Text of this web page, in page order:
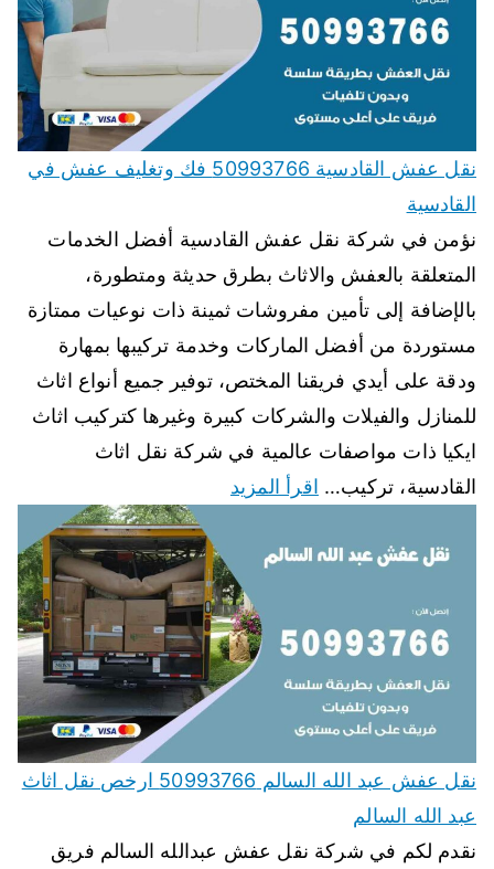
نقل عفش القادسية 50993766 فك وتغليف عفش في
القادسية
نؤمن في شركة نقل عفش القادسية أفضل الخدمات
المتعلقة بالعفش والاثاث بطرق حديثة ومتطورة،
بالإضافة إلى تأمين مفروشات ثمينة ذات نوعيات ممتازة
مستوردة من أفضل الماركات وخدمة تركيبها بمهارة
ودقة على أيدي فريقنا المختص، توفير جميع أنواع اثاث
للمنازل والفيلات والشركات كبيرة وغيرها كتركيب اثاث
ايكيا ذات مواصفات عالمية في شركة نقل اثاث
القادسية، تركيب… اقرأ المزيد
نقل عفش عبد الله السالم 50993766 ارخص نقل اثاث
عبد الله السالم
نقدم لكم في شركة نقل عفش عبدالله السالم فريق